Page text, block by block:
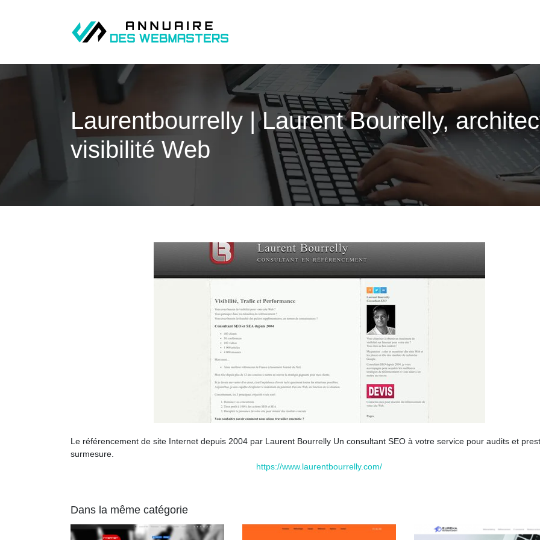
Lau­rentbour­relly | Laurent Bourrelly,
visibilité Web
Le référencement de site Internet depuis 2004 par Laurent Bourrelly Un consultant SEO à votre service pour audits et
surmesure.
https://www.laurentbourrelly.com/
Dans la même catégorie